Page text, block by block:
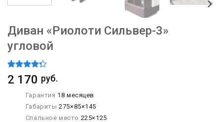
Диван «Риолоти Сильвер-3»
угловой
Рейтинг
4.00из 5
основе
опроса
1
пользователя
2 170 руб.
Гарантия 18 месяцев
Габариты 275×85×145
Спальное место 225×125